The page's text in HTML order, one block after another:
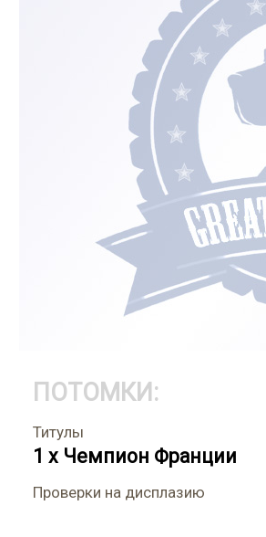
ПОТОМКИ:
Титулы
1 x Чемпион Франции
Проверки на дисплазию